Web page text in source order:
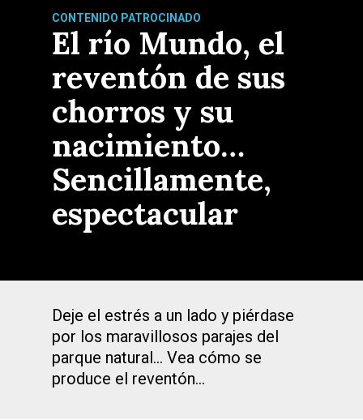
CONTENIDO PATROCINADO
El río Mundo, el
reventón de sus
chorros y su
nacimiento…
Sencillamente,
espectacular
Deje el estrés a un lado y piérdase
por los maravillosos parajes del
parque natural… Vea cómo se
produce el reventón…